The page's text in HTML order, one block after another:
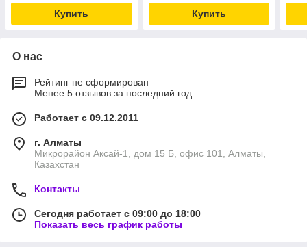
Купить Купить
О нас
Рейтинг не сформирован
Менее 5 отзывов за последний год
Работает с 09.12.2011
г. Алматы
Микрорайон Аксай-1, дом 15 Б, офис 101, Алматы,
Казахстан
Контакты
Сегодня работает с 09:00 до 18:00
Показать весь график работы